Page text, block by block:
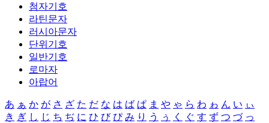
첨자기호
라틴문자
러시아문자
단위기호
일반기호
로마자
아랍어
あ ぁ か が さ ざ た だ な は ば ぱ ま や ゃ ら わ ゎ ん い ぃ
き ぎ し じ ち ぢ に ひ び ぴ み り う ぅ く ぐ す ず つ づ っ